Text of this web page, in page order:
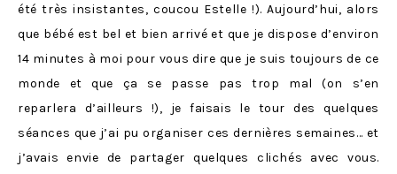
été très insistantes, coucou Estelle !). Aujourd’hui, alors
que bébé est bel et bien arrivé et que je dispose d’environ
14 minutes à moi pour vous dire que je suis toujours de ce
monde et que ça se passe pas trop mal (on s’en
reparlera d’ailleurs !), je faisais le tour des quelques
séances que j’ai pu organiser ces dernières semaines… et
j’avais envie de partager quelques clichés avec vous.